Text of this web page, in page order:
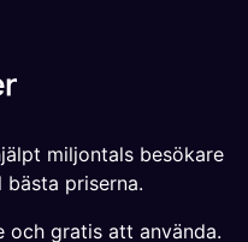
miljontals besökare
priserna.
och gratis att använda.